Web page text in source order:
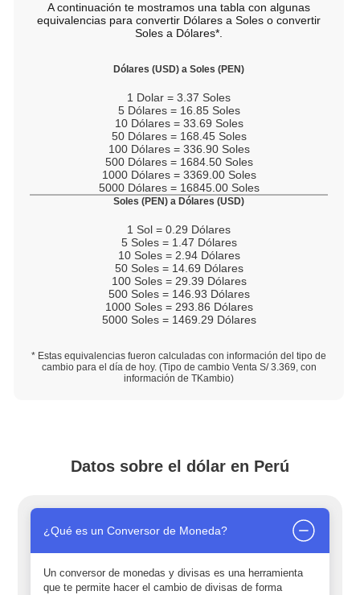
A continuación te mostramos una tabla con algunas
equivalencias para convertir Dólares a Soles o convertir
Soles a Dólares*.
Dólares (USD) a Soles (PEN)
1 Dolar = 3.37 Soles
5Dólares = 16.85Soles
10Dólares = 33.69 Soles
50Dólares = 168.45Soles
100Dólares = 336.90Soles
500Dólares = 1684.50Soles
1000Dólares = 3369.00Soles
5000Dólares = 16845.00Soles
Soles (PEN) a Dólares (USD)
1 Sol = 0.29 Dólares
5Soles = 1.47 Dólares
10Soles = 2.94Dólares
50Soles = 14.69 Dólares
100Soles = 29.39 Dólares
500Soles = 146.93 Dólares
1000Soles = 293.86 Dólares
5000Soles = 1469.29 Dólares
* Estas equivalencias fueron calculadas con información del tipo de
cambio para el día de hoy. (Tipo de cambio Venta S/3.369, con
información de TKambio)
Datos sobre el dólar en Perú
¿Qué es un Conversor de Moneda?
Un conversor de monedas y divisas es una herramienta
que te permite hacer el cambio de divisas de forma